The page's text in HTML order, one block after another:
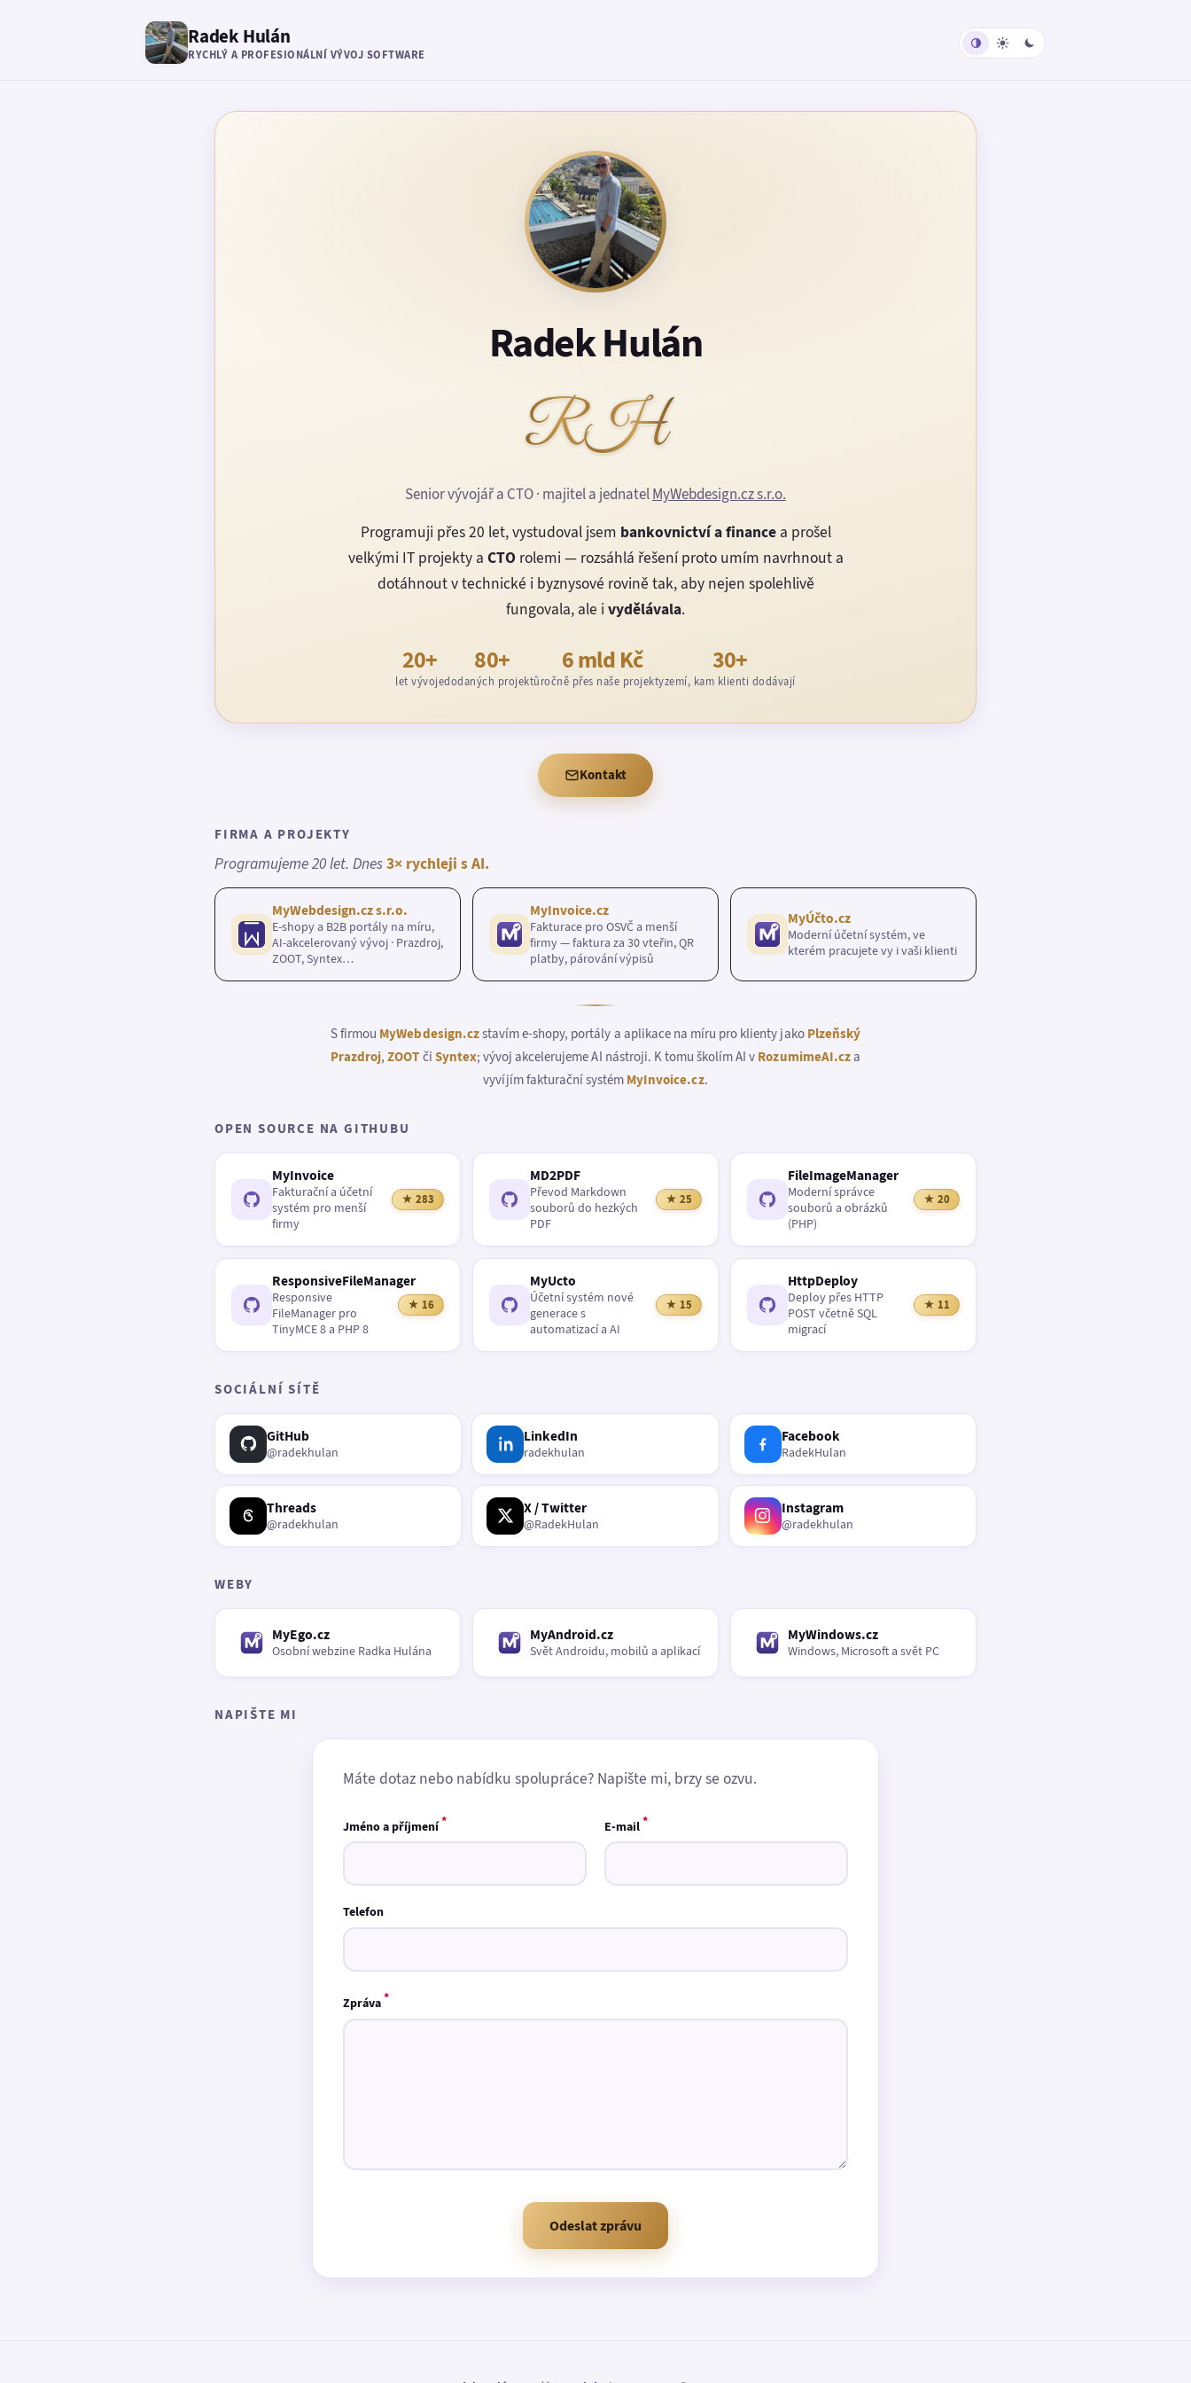
Radek Hulán
RYCHLÝ A PROFESIONÁLNÍ VÝVOJ SOFTWARE
Radek Hulán
RH
Senior vývojář a CTO · majitel a jednatelMyWebdesign.cz s.r.o.
Programuji přes 20 let, vystudoval jsem bankovnictví a financea prošel
velkými IT projekty a CTOrolemi — rozsáhlá řešení proto umím navrhnout a
dotáhnout v technické i byznysové rovině tak, aby nejen spolehlivě
fungovala, ale i vydělávala.
20+
let vývoje
80+
dodaných projektů
6 mld Kč
ročně přes naše projekty
30+
zemí, kam klienti dodávají
Kontakt
FIRMA A PROJEKTY
Programujeme 20 let. Dnes3× rychleji s AI.
MyWebdesign.cz s.r.o.
E-shopy a B2B portály na míru,
AI-akcelerovaný vývoj · Prazdroj,
ZOOT, Syntex…
MyInvoice.cz
Fakturace pro OSVČ a menší
firmy — faktura za 30 vteřin, QR
platby, párování výpisů
MyÚčto.cz
Moderní účetní systém, ve
kterém pracujete vy i vaši klienti
S firmou MyWebdesign.czstavím e-shopy, portály a aplikace na míru pro klienty jako Plzeňský
Prazdroj,ZOOT či Syntex; vývoj akcelerujeme AI nástroji. K tomu školím AI v RozumimeAI.cza
vyvíjím fakturační systém MyInvoice.cz.
OPEN SOURCE NA GITHUBU
MyInvoice
Fakturační a účetní
systém pro menší
firmy
★ 283
MD2PDF
Převod Markdown
souborů do hezkých
PDF
★ 25
FileImageManager
Moderní správce
souborů a obrázků
(PHP)
★ 20
ResponsiveFileManager
Responsive
FileManager pro
TinyMCE 8 a PHP 8
★ 16
MyUcto
Účetní systém nové
generace s
automatizací a AI
★ 15
HttpDeploy
Deploy přes HTTP
POST včetně SQL
migrací
★ 11
SOCIÁLNÍ SÍTĚ
GitHub
@radekhulan
LinkedIn
radekhulan
Facebook
RadekHulan
Threads
@radekhulan
X / Twitter
@RadekHulan
Instagram
@radekhulan
WEBY
MyEgo.cz
Osobní webzine Radka Hulána
MyAndroid.cz
Svět Androidu, mobilů a aplikací
MyWindows.cz
Windows, Microsoft a svět PC
NAPIŠTE MI
Máte dotaz nebo nabídku spolupráce? Napište mi, brzy se ozvu.
Jméno a příjmení* E-mail*
Telefon
Zpráva*
Odeslat zprávu